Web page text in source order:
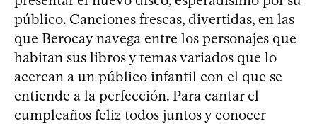
público. Canciones frescas, divertidas, en las
que Berocay navega entre los personajes que
habitan sus libros y temas variados que lo
acercan a un público infantil con el que se
entiende a la perfección. Para cantar el
cumpleaños feliz todos juntos y conocer